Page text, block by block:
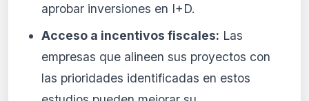
aprobar inversiones en I+D.
Acceso a incentivos fiscales: Las
empresas que alineen sus proyectos con
las prioridades identificadas en estos